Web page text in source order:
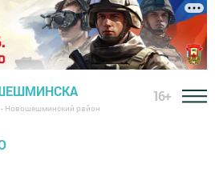
- Новошешминский район
16+